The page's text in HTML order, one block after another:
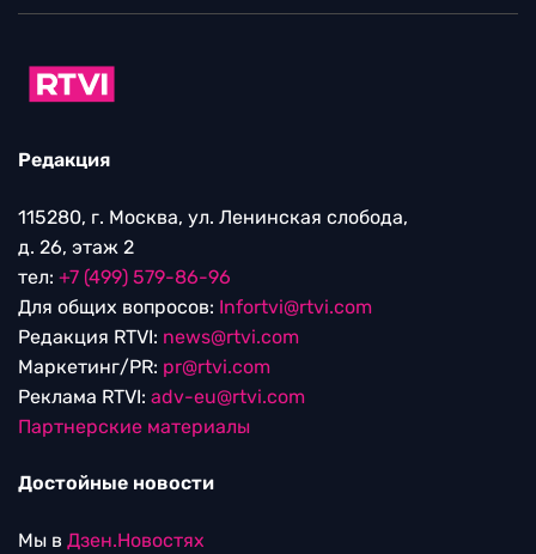
Редакция
115280, г. Москва, ул. Ленинская слобода,
д. 26, этаж 2
тел: +7 (499) 579-86-96
Для общих вопросов: Infortvi@rtvi.com
Редакция RTVI: news@rtvi.com
Маркетинг/PR: pr@rtvi.com
Реклама RTVI: adv-eu@rtvi.com
Партнерские материалы
Достойные новости
Мы в Дзен.Новостях